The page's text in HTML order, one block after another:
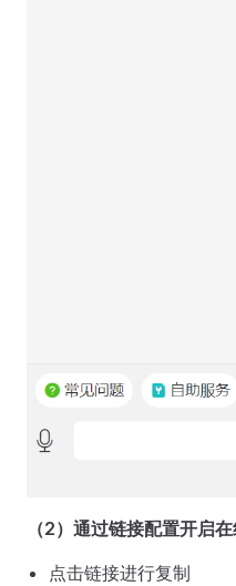
（2）通过链接配置开启
点击链接进行复制